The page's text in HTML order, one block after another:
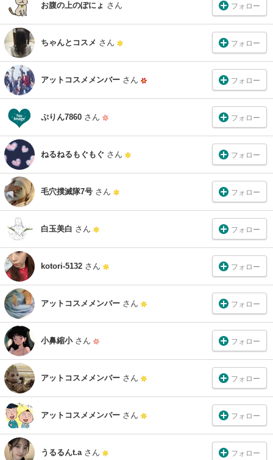
お腹の上のぽにょ さん フォロー
ちゃんとコスメ さん フォロー
アットコスメメンバー さん フォロー
ぷりん7860 さん フォロー
ねるねるもぐもぐ さん フォロー
毛穴撲滅隊7号 さん フォロー
白玉美白 さん フォロー
kotori-5132 さん フォロー
アットコスメメンバー さん フォロー
小鼻縮小 さん フォロー
アットコスメメンバー さん フォロー
アットコスメメンバー さん フォロー
うるるんt.a さん フォロー